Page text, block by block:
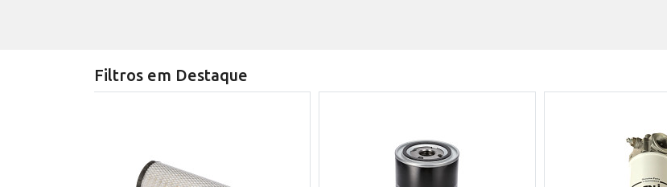
Filtros em Destaque